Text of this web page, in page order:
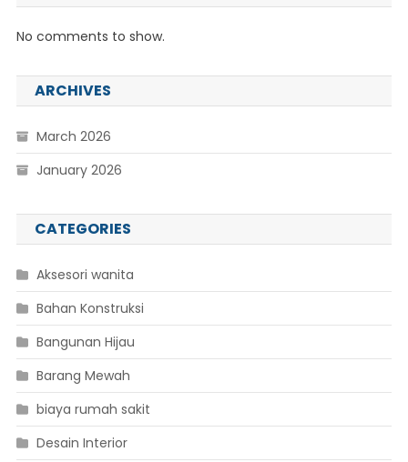
No comments to show.
ARCHIVES
March 2026
January 2026
CATEGORIES
Aksesori wanita
Bahan Konstruksi
Bangunan Hijau
Barang Mewah
biaya rumah sakit
Desain Interior